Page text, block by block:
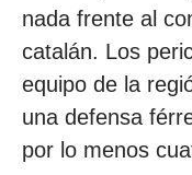
nada frente al
catalán. Los
equipo de la
una defensa
por lo menos